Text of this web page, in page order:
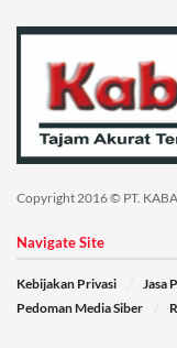
Copyright 2016 © PT.
Navigate Site
Kebijakan Privasi Jasa
Pedoman Media Siber